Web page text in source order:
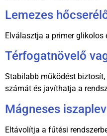
Lemezes
Elválasztja a primer glikolos
Térfogatnövelő
Stabilabb működést
számát és javíthatja a
Mágneses
Eltávolítja a fűtési